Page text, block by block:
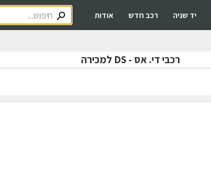
יד שניה רכב חדש אודות
רכבי די. אס - DS למכירה